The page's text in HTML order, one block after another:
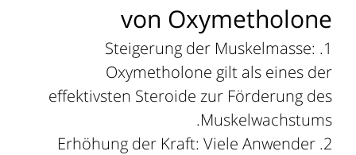
von Oxymetholone
Steigerung der Muskelmasse:
Oxymetholone gilt als eines der
effektivsten Steroide zur Förderung des
Muskelwachstums.
Erhöhung der Kraft: Viele Anwender